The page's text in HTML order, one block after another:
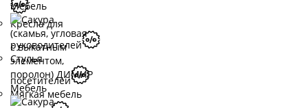
Кресла для
руководителей
Стулья
посетителей
Мягкая мебель